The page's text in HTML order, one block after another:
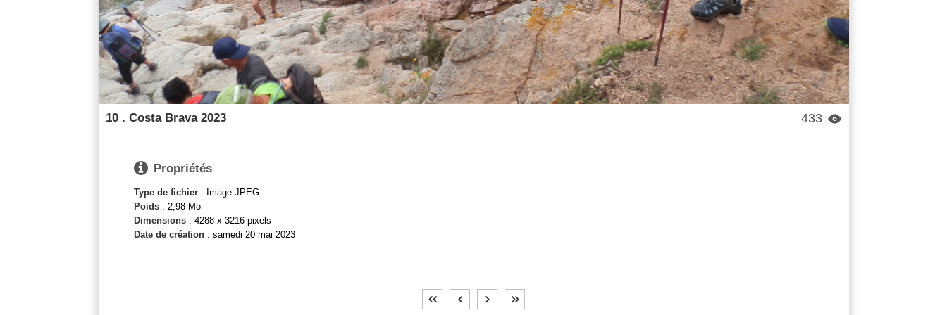
433 
10 . Costa Brava 2023
 Propriétés
Type de fichier: Image JPEG
Poids: 2,98 Mo
Dimensions: 4288 x 3216 pixels
Date de création: samedi 20 mai 2023